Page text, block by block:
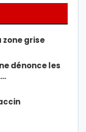
zone grise
dénonce les